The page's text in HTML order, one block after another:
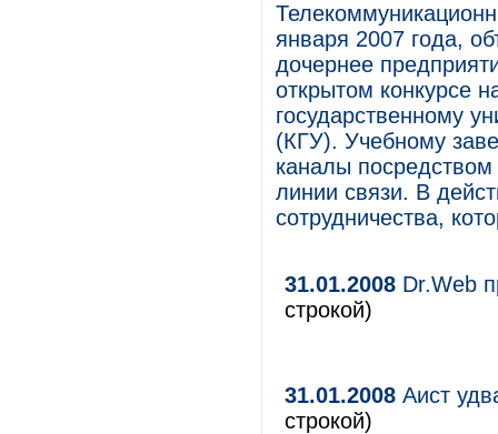
января 2007 года,
дочернее
открытом конкурсе
государственному
(КГУ). Учебному
каналы посредством
линии связи. В
сотрудничества,
31.01.2008 Dr.Web
строкой)
31.01.2008 Аист
строкой)